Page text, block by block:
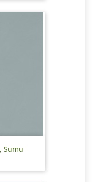
Sumu